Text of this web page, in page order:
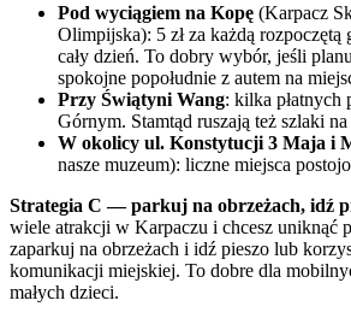
Pod wyciągiem na Kopę (Karpacz
Olimpijska): 5 zł za każdą rozpoczętą
cały dzień. To dobry wybór, jeśli
spokojne popołudnie z autem na
Przy Świątyni Wang: kilka
Górnym. Stamtąd ruszają też szlaki
W okolicy ul. Konstytucji 3 Maja i
nasze muzeum): liczne miejsca
Strategia C — parkuj na obrzeżach, idź
wiele atrakcji w Karpaczu i chcesz uniknąć
zaparkuj na obrzeżach i idź pieszo lub
komunikacji miejskiej. To dobre dla
małych dzieci.